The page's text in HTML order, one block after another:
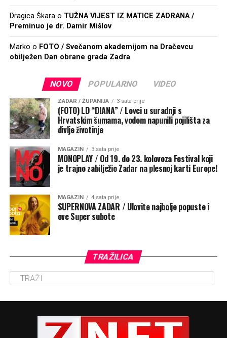
Dragica Škarao TUŽNA VIJEST IZ MATICE ZADRANA /
Preminuo je dr. Damir Mišlov
Marko o FOTO / Svečanom akademijom na Dračevcu
obilježen Dan obrane grada Zadra
NOVO POPULARNO VIDEO
ZADAR / ŽUPANIJA 3 sata prije
(FOTO) LD “DIANA” / Lovci u suradnji s
Hrvatskim šumama, vodom napunili pojilišta za
divlje životinje
MAGAZIN 3 sata prije
MONOPLAY / Od 19. do 23. kolovoza Festival koji
je trajno zabilježio Zadar na plesnoj karti Europe!
MAGAZIN 4 sata prije
SUPERNOVA ZADAR / Ulovite najbolje popuste i
ove Super subote
TRAŽILICA